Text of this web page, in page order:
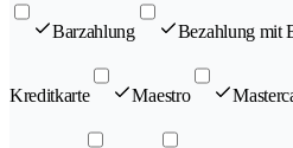
Barzahlung Bezahlung mit
Kreditkarte Maestro